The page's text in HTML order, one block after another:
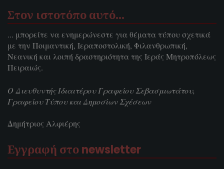
Στον ιστοτόπο αυτό…
... μπορείτε να ενημερώνεστε για θέματα τύπου σχετικά
με την Ποιμαντική, Ιεραποστολική, Φιλανθρωπική,
Νεανική και λοιπή δραστηριότητα της Ιεράς Μητροπόλεως
Πειραιώς.
Ο Διευθυντής Ιδιαιτέρου Γραφείου Σεβασμιωτάτου,
Γραφείου Τύπου και Δημοσίων Σχέσεων
Δημήτριος Αλφιέρης
Εγγραφή στο newsletter